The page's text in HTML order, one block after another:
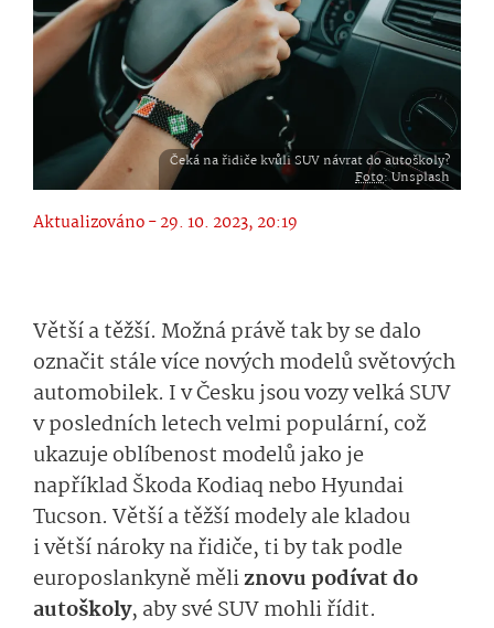
Čeká na řidiče kvůli SUV návrat do autoškoly?
Foto: Unsplash
Aktualizováno - 29. 10. 2023, 20:19
Větší a těžší. Možná právě tak by se dalo
označit stále více nových modelů světových
automobilek. I v Česku jsou vozy velká SUV
v posledních letech velmi populární, což
ukazuje oblíbenost modelů jako je
například Škoda Kodiaq nebo Hyundai
Tucson. Větší a těžší modely ale kladou
i větší nároky na řidiče, ti by tak podle
europoslankyně měliznovu podívat do
autoškoly, aby své SUV mohli řídit.